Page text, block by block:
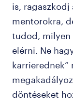
is, ragaszkodj
mentorokra,
tudod, milyen
elérni. Ne
karrierednek”
döntéseket